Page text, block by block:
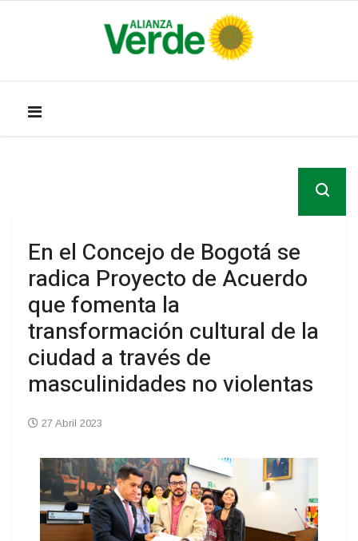
En el Concejo de Bogotá se
radica Proyecto de Acuerdo
que fomenta la
transformación cultural de la
ciudad a través de
masculinidades no violentas
27 Abril 2023